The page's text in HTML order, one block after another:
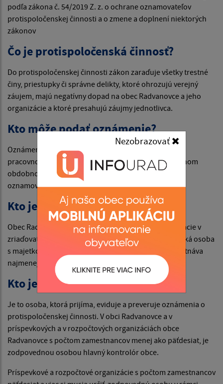
Nezobrazovať
podľa zákona č. 54/2019 Z. z. o ochrane oznamovateľov
protispoločenskej činnosti a o zmene a doplnení niektorých
zákonov
Čo je protispoločenská činnosť?
Do protispoločenskej činnosti zákon zaraďuje všetky trestné
činy, priestupky či správne delikty, ktoré ohrozujú verejný
záujem, majú negatívny dopad na obec Radvanovce a jeho
organizácie a ktoré presahujú záujmy jednotlivca.
Kto môže podať oznámenie?
Oznámenie môže podať fyzická osoba, ktorá je v
pracovnoprávnom vzťahu k zamestnávateľovi alebo inom
obdobnom vzťahu k zamestnávateľovi a anonymný
oznamovateľ.
Kto je zamestnávateľom?
Obec Radvanovce, príspevkové a rozpočtové organizácie v
zriaďovateľskej pôsobnosti obci Radvanovce, právnická osoba
s majetkovou účasťou obce Radvanovce, ktorá zamestnáva
najmenej päť zamestnancov.
Kto je zodpovedná osoba?
Je to osoba, ktorá prijíma, eviduje a preveruje oznámenia o
protispoločenskej činnosti. V obci Radvanovce a v
príspevkových a v rozpočtových organizáciách obce
Radvanovce s počtom zamestnancov menej ako päťdesiat, je
zodpovednou osobou hlavný kontrolór obce.
Príspevkové a rozpočtové organizácie s počtom zamestnancov